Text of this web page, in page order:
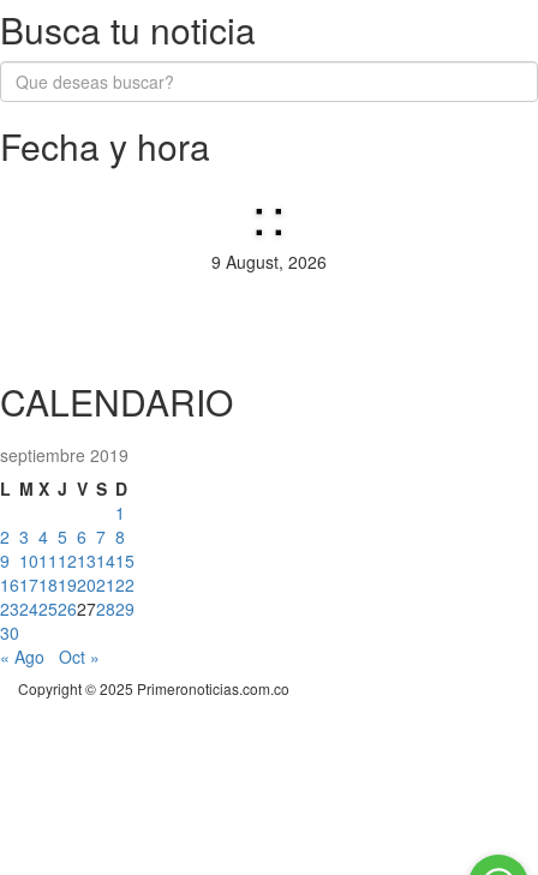
Busca tu noticia
Fecha y hora
::
9 August, 2026
CALENDARIO
septiembre 2019
L M X J V S D
1
2 3 4 5 6 7 8
9 1011 12131415
16171819202122
23242526272829
30
« Ago
Oct »
Copyright © 2025 Primeronoticias.com.co